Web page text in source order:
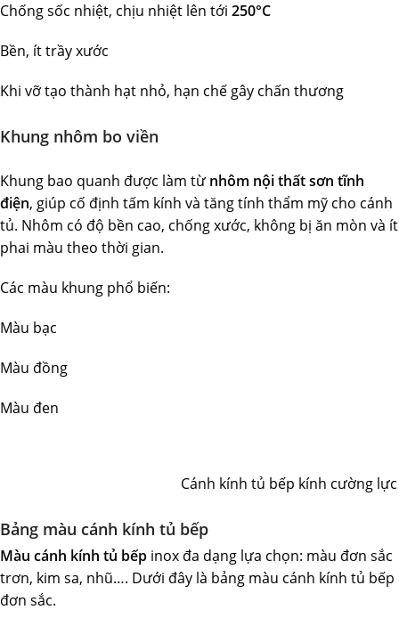
Chống sốc nhiệt, chịu nhiệt lên tới 250°C
Bền, ít trầy xước
Khi vỡ tạo thành hạt nhỏ, hạn chế gây chấn thương
Khung nhôm bo viền
Khung bao quanh được làm từ nhôm nội thất sơn tĩnh
điện, giúp cố định tấm kính và tăng tính thẩm mỹ cho cánh
tủ. Nhôm có độ bền cao, chống xước, không bị ăn mòn và ít
phai màu theo thời gian.
Các màu khung phổ biến:
Màu bạc
Màu đồng
Màu đen
Cánh kính tủ bếp kính cường
Bảng màu cánh kính tủ bếp
Màu cánh kính tủ bếp inox đa dạng lựa chọn: màu đơn sắc
trơn, kim sa, nhũ…. Dưới đây là bảng màu cánh kính tủ bếp
đơn sắc.